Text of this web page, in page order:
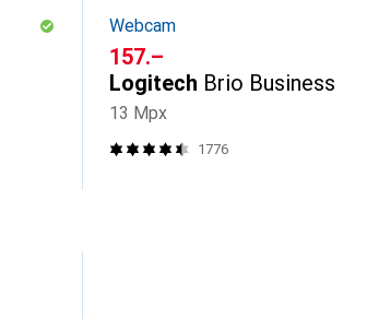
Webcam
CHF
157.–
Logitech Brio Business
13 Mpx
1776